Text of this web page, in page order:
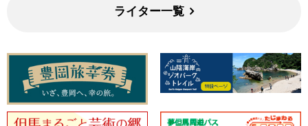
ライター一覧